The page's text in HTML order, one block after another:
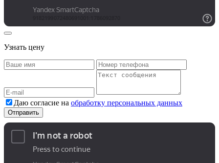
Узнать цену
Даю согласие на обработку персональных данных